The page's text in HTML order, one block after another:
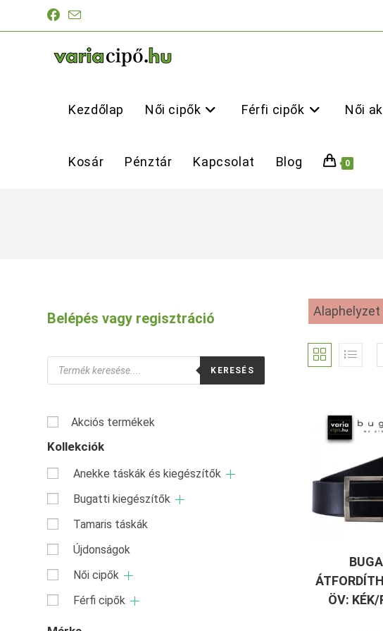
Kezdőlap Női cipők Férfi cipők Női
Kosár Pénztár Kapcsolat Blog 0
Belépés vagy regisztráció
Products
search
KERESÉS
Akciós termékek
Kollekciók
Anekke táskák és kiegészítők
Bugatti kiegészítők
Tamaris táskák
Újdonságok
Női cipők
Férfi cipők
Alaphelyzet
ÖV: KÉK/